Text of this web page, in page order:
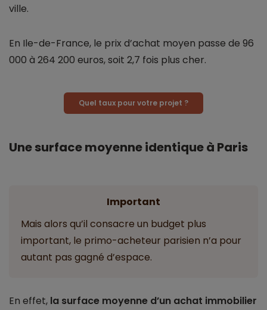
ville.
En Ile-de-France, le prix d’achat moyen passe de 96
000 à 264 200 euros, soit 2,7 fois plus cher.
Quel taux pour votre projet ?
Une surface moyenne identique à Paris
Important
Mais alors qu’il consacre un budget plus
important, le primo-acheteur parisien n’a pour
autant pas gagné d’espace.
En effet, la surface moyenne d’un achat immobilier